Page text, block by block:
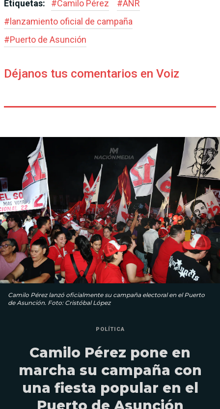
Etiquetas: #Camilo Pérez #ANR
#lanzamiento oficial de campaña
#Puerto de Asunción
Déjanos tus comentarios en Voiz
Camilo Pérez lanzó oficialmente su campaña electoral en el Puerto
de Asunción. Foto: Cristóbal López
POLÍTICA
Camilo Pérez pone en
marcha su campaña con
una fiesta popular en el
Puerto de Asunción